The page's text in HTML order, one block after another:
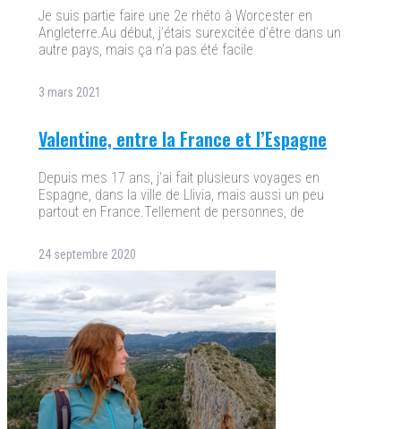
Je suis partie faire une 2e rhéto à Worcester en
Angleterre.Au début, j’étais surexcitée d’être dans un
autre pays, mais ça n’a pas été facile
3 mars 2021
Valentine, entre la France et l’Espagne
Depuis mes 17 ans, j’ai fait plusieurs voyages en
Espagne, dans la ville de Llivia, mais aussi un peu
partout en France.Tellement de personnes, de
24 septembre 2020